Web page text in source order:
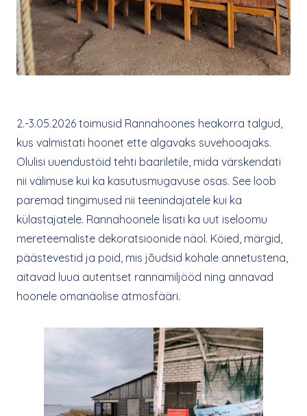
2.-3.05.2026 toimusid Rannahoones heakorra talgud,
kus valmistati hoonet ette algavaks suvehooajaks.
Olulisi uuendustöid tehti baariletile, mida värskendati
nii välimuse kui ka kasutusmugavuse osas. See loob
paremad tingimused nii teenindajatele kui ka
külastajatele. Rannahoonele lisati ka uut iseloomu
mereteemaliste dekoratsioonide näol. Köied, märgid,
päästevestid ja poid, mis jõudsid kohale annetustena,
aitavad luua autentset rannamiljööd ning annavad
hoonele omanäolise atmosfääri.